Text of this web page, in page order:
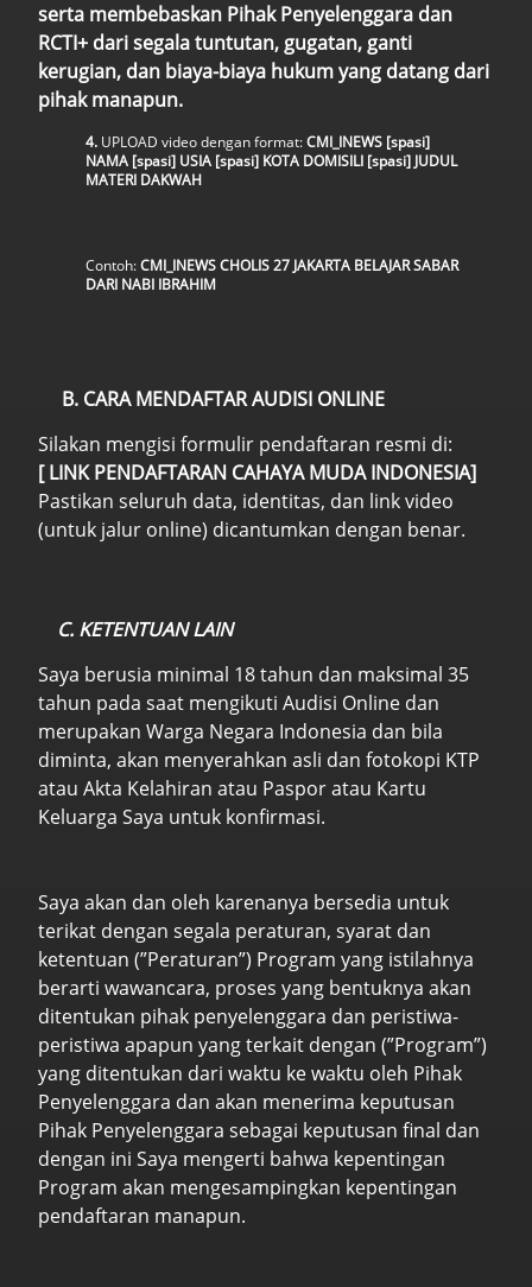
serta membebaskan Pihak Penyelenggara dan
RCTI+ dari segala tuntutan, gugatan, ganti
kerugian, dan biaya-biaya hukum yang datang dari
pihak manapun.
4. UPLOAD video dengan format:CMI_INEWS [spasi]
NAMA [spasi] USIA [spasi] KOTA DOMISILI [spasi] JUDUL
MATERI DAKWAH
Contoh:CMI_INEWS CHOLIS 27 JAKARTA BELAJAR SABAR
DARI NABI IBRAHIM
B. CARA MENDAFTAR AUDISI ONLINE
Silakan mengisi formulir pendaftaran resmi di:
[LINK PENDAFTARAN CAHAYA MUDA INDONESIA]
Pastikan seluruh data, identitas, dan link video
(untuk jalur online) dicantumkan dengan benar.
C. KETENTUAN LAIN
Saya berusia minimal 18 tahun dan maksimal 35
tahun pada saat mengikuti Audisi Online dan
merupakan Warga Negara Indonesia dan bila
diminta, akan menyerahkan asli dan fotokopi KTP
atau Akta Kelahiran atau Paspor atau Kartu
Keluarga Saya untuk konfirmasi.
Saya akan dan oleh karenanya bersedia untuk
terikat dengan segala peraturan, syarat dan
ketentuan (”Peraturan”) Program yang istilahnya
berarti wawancara, proses yang bentuknya akan
ditentukan pihak penyelenggara dan peristiwa-
peristiwa apapun yang terkait dengan (”Program”)
yang ditentukan dari waktu ke waktu oleh Pihak
Penyelenggara dan akan menerima keputusan
Pihak Penyelenggara sebagai keputusan final dan
dengan ini Saya mengerti bahwa kepentingan
Program akan mengesampingkan kepentingan
pendaftaran manapun.